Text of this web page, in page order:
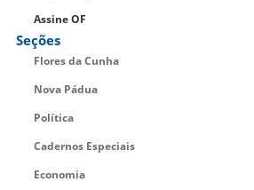
Assine OF
Seções
Flores da Cunha
Nova Pádua
Política
Cadernos Especiais
Economia